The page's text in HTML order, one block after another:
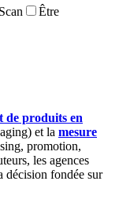
Être
de produits en
et la mesure
promotion,
les agences
décision fondée sur